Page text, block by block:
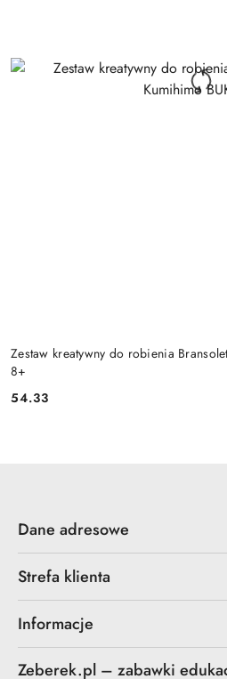
Zestaw kreatywny do robienia
8+
Cena:
54.33
Dane adresowe
Strefa klienta
Informacje
Zeberek.pl – zabawki